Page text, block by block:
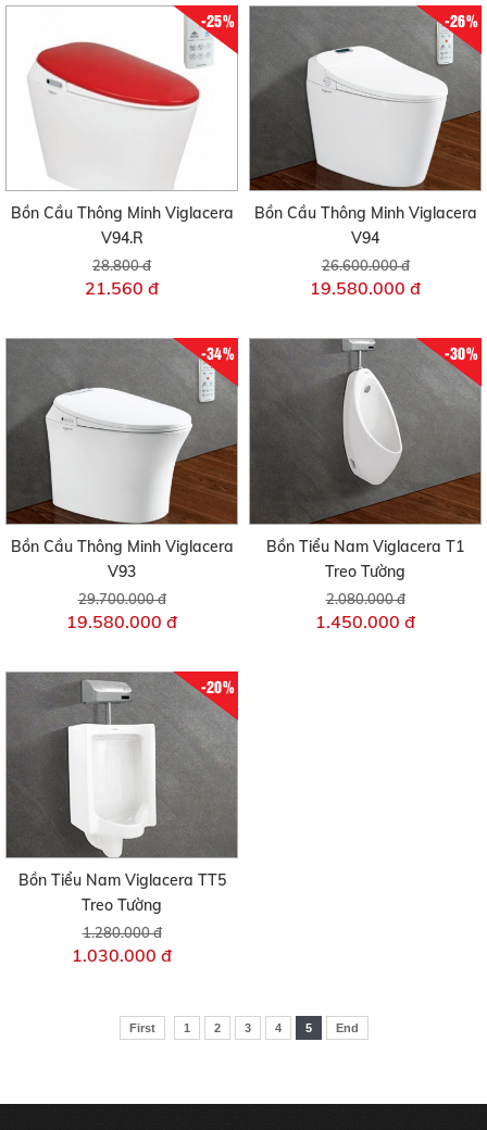
-25%
Bồn Cầu Thông Minh Viglacera
V94.R
28.800 đ
21.560 đ
-26%
Bồn Cầu Thông Minh Viglacera
V94
26.600.000 đ
19.580.000 đ
-34%
Bồn Cầu Thông Minh Viglacera
V93
29.700.000 đ
19.580.000 đ
-30%
Bồn Tiểu Nam Viglacera T1
Treo Tường
2.080.000 đ
1.450.000 đ
-20%
Bồn Tiểu Nam Viglacera TT5
Treo Tường
1.280.000 đ
1.030.000 đ
First 1 2 3 4 5 End